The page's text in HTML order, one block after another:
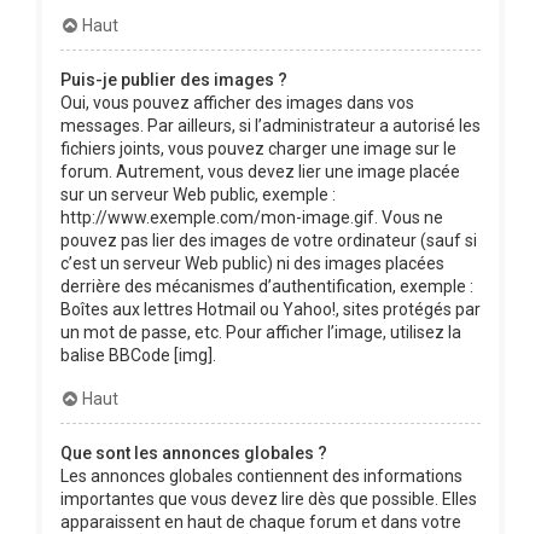
Haut
Puis-je publier des images ?
Oui, vous pouvez afficher des images dans vos
messages. Par ailleurs, si l’administrateur a autorisé les
fichiers joints, vous pouvez charger une image sur le
forum. Autrement, vous devez lier une image placée
sur un serveur Web public, exemple :
http://www.exemple.com/mon-image.gif. Vous ne
pouvez pas lier des images de votre ordinateur (sauf si
c’est un serveur Web public) ni des images placées
derrière des mécanismes d’authentification, exemple :
Boîtes aux lettres Hotmail ou Yahoo!, sites protégés par
un mot de passe, etc. Pour afficher l’image, utilisez la
balise BBCode [img].
Haut
Que sont les annonces globales ?
Les annonces globales contiennent des informations
importantes que vous devez lire dès que possible. Elles
apparaissent en haut de chaque forum et dans votre